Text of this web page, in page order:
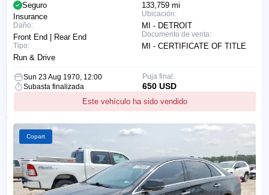
133,759 mi
Ubicación:
MI - DETROIT
Documento de venta:
MI - CERTIFICATE OF TITLE
Seguro
Insurance
Daño:
Front End | Rear End
Tipo:
Run & Drive
Sun 23 Aug 1970, 12:00
Subasta finalizada
Este vehículo ha sido vendido
Puja final:
650 USD
Copart